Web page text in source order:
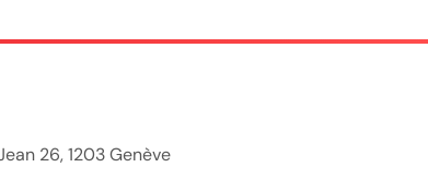
26, 1203 Genève